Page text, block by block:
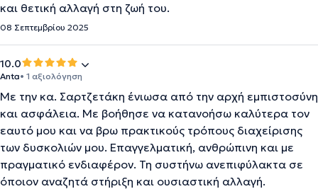
και θετική αλλαγή στη ζωή του.
08 Σεπτεμβρίου 2025
10.0
Anta• 1 αξιολόγηση
Με την κα. Σαρτζετάκη ένιωσα από την αρχή εμπιστοσύνη
και ασφάλεια. Με βοήθησε να κατανοήσω καλύτερα τον
εαυτό μου και να βρω πρακτικούς τρόπους διαχείρισης
των δυσκολιών μου. Επαγγελματική, ανθρώπινη και με
πραγματικό ενδιαφέρον. Τη συστήνω ανεπιφύλακτα σε
όποιον αναζητά στήριξη και ουσιαστική αλλαγή.